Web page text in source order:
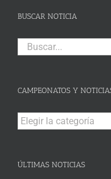
BUSCAR NOTICIA
Buscar:
CAMPEONATOS Y
Campeonatos
y
ÚLTIMAS NOTICIAS